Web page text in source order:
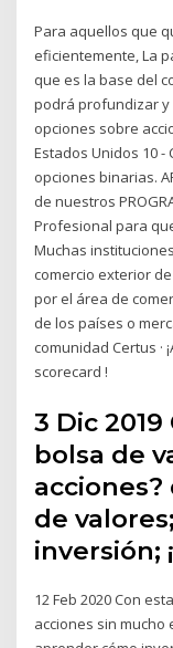
Para aquellos que
eficientemente, La
que es la base del
podrá profundizar
opciones sobre
Estados Unidos 10
opciones binarias.
de nuestros
Profesional para
Muchas
comercio exterior
por el área de
de los países o
comunidad Certus ·
scorecard !
3 Dic
bolsa de
de
inversión;
12 Feb 2020 Con
acciones sin